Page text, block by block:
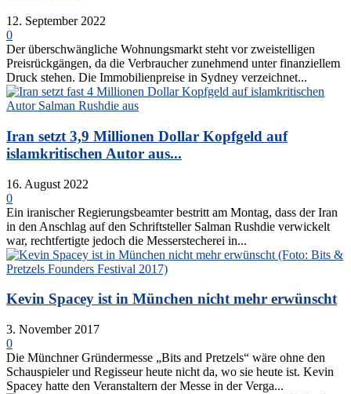
12. September 2022
0
Der überschwängliche Wohnungsmarkt steht vor zweistelligen
Preisrückgängen, da die Verbraucher zunehmend unter finanziellem
Druck stehen. Die Immobilienpreise in Sydney verzeichnet...
Iran setzt 3,9 Millionen Dollar Kopfgeld auf
islamkritischen Autor aus...
16. August 2022
0
Ein iranischer Regierungsbeamter bestritt am Montag, dass der Iran
in den Anschlag auf den Schriftsteller Salman Rushdie verwickelt
war, rechtfertigte jedoch die Messerstecherei in...
Kevin Spacey ist in München nicht mehr erwünscht
3. November 2017
0
Die Münchner Gründermesse „Bits and Pretzels“ wäre ohne den
Schauspieler und Regisseur heute nicht da, wo sie heute ist. Kevin
Spacey hatte den Veranstaltern der Messe in der Verga...